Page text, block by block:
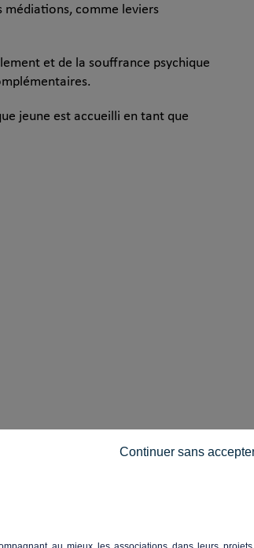
comme leviers
et de la souffrance psychique
jeune est accueilli en tant que
Continuer sans